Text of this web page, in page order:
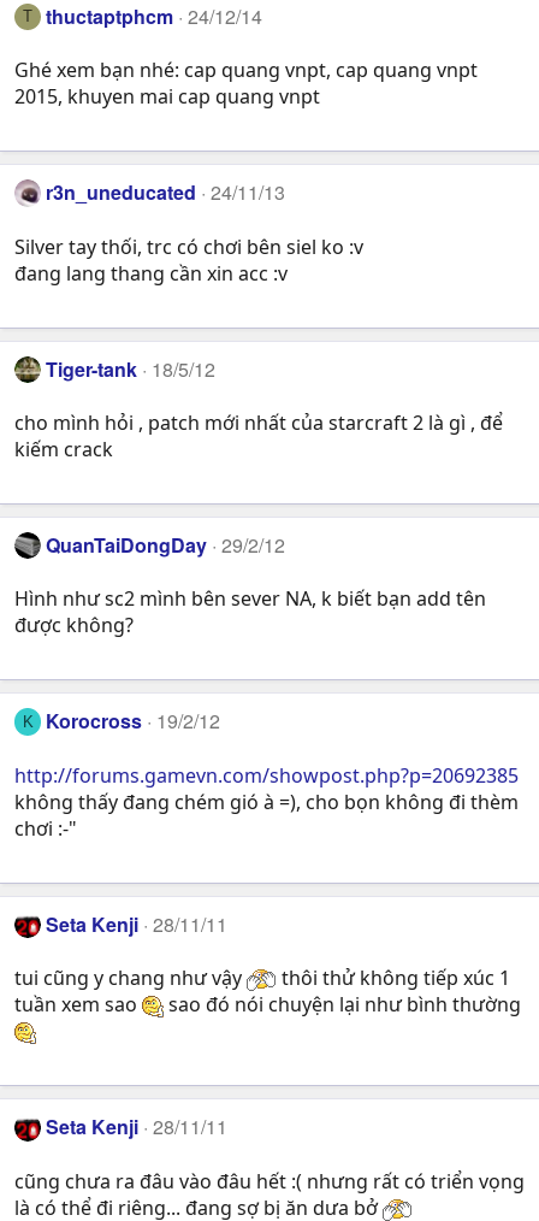
T thuctaptphcm 24/12/14
Ghé xem bạn nhé: cap quang vnpt, cap quang vnpt
2015, khuyen mai cap quang vnpt
r3n_uneducated 24/11/13
Silver tay thối, trc có chơi bên siel ko :v
đang lang thang cần xin acc :v
Tiger-tank 18/5/12
cho mình hỏi , patch mới nhất của starcraft 2 là gì , để
kiếm crack
QuanTaiDongDay 29/2/12
Hình như sc2 mình bên sever NA, k biết bạn add tên
được không?
K Korocross 19/2/12
http://forums.gamevn.com/showpost.php?p=20692385
không thấy đang chém gió à =), cho bọn không đi thèm
chơi :-"
Seta Kenji 28/11/11
tui cũng y chang như vậy
thôi thử không tiếp xúc 1
tuần xem sao
sao đó nói chuyện lại như bình thường
Seta Kenji 28/11/11
cũng chưa ra đâu vào đâu hết :( nhưng rất có triển vọng
là có thể đi riêng... đang sợ bị ăn dưa bở